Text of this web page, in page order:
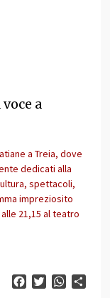
a
a Treia, dove
dedicati alla
spettacoli,
impreziosito
21,15 al teatro
FacebookTwitter